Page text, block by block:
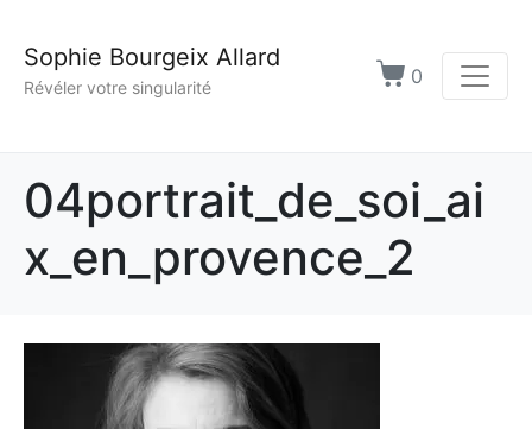
Sophie Bourgeix Allard
Révéler votre singularité 0
04portrait_de_soi_ai
x_en_provence_2